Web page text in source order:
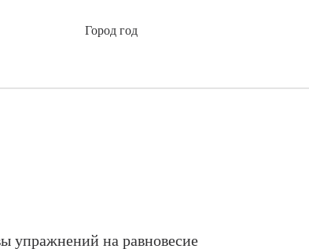
Город год
упражнений на равновесие